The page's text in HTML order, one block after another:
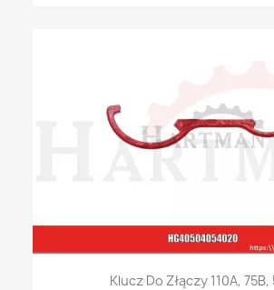
Klucz Do Złączy 110A, 75B,